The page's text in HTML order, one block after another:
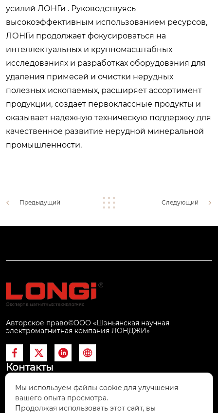
усилий ЛОНГи . Руководствуясь
высокоэффективным использованием ресурсов,
ЛОНГи продолжает фокусироваться на
интеллектуальных и крупномасштабных
исследованиях и разработках оборудования для
удаления примесей и очистки нерудных
полезных ископаемых, расширяет ассортимент
продукции, создает первоклассные продукты и
оказывает надежную техническую поддержку для
качественное развитие нерудной минеральной
промышленности.
Предыдущий Следующий
Авторское право©ООО «Шэньянская научная
электромагнитная компания ЛОНДЖИ»
   
Контакты
 #6, Wenhua Road, Fushun Economic
Development Area, China 113122
Мы используем файлы cookie для улучшения
вашего опыта просмотра.
Продолжая использовать этот сайт, вы